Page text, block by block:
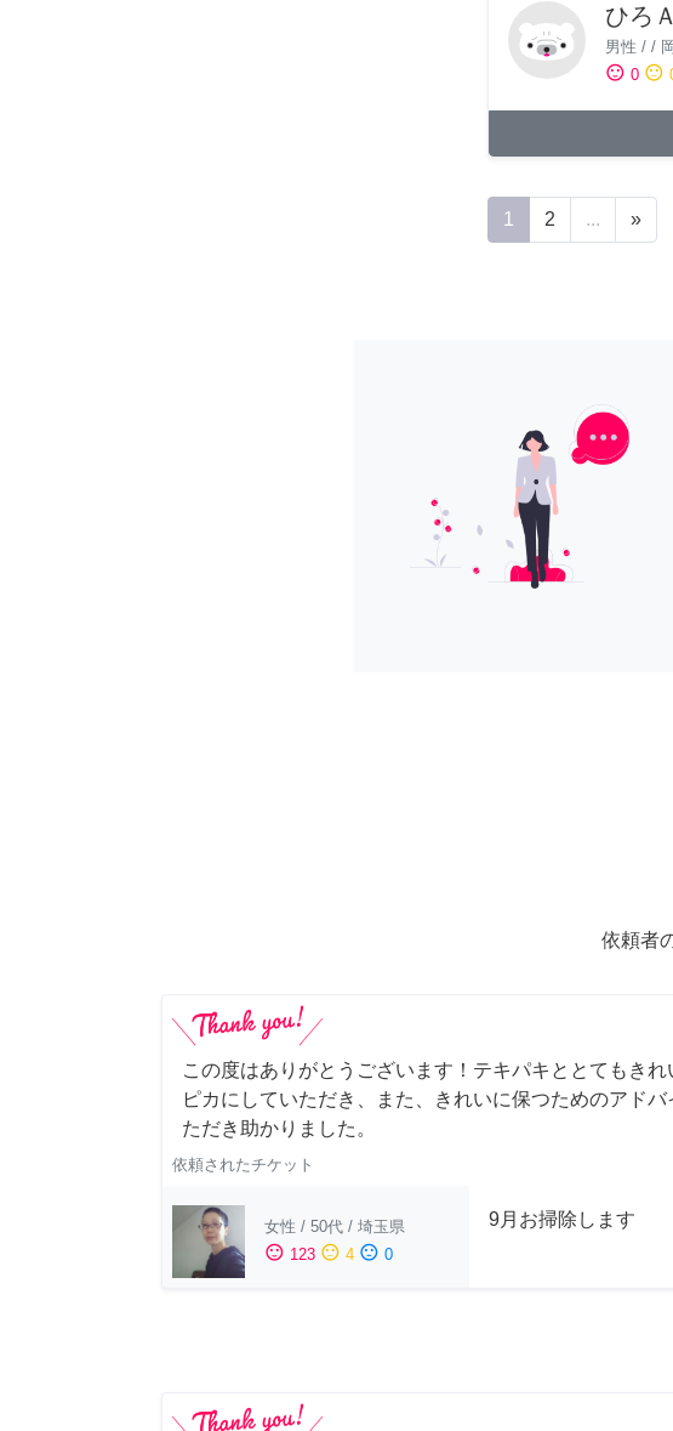
ひろＡ
男性 / /
sentiment_satisfied 0 sentiment_neutral
1 2 ... »
依頼者
この度はありがとうございます！テキパキととてもきれ
ピカにしていただき、また、きれいに保つためのアドバ
ただき助かりました。
依頼されたチケット
女性 / 50代 / 埼玉県
sentiment_satisfied 123 sentiment_neutral 4 sentiment_dissatisfied 0
9月お掃除します